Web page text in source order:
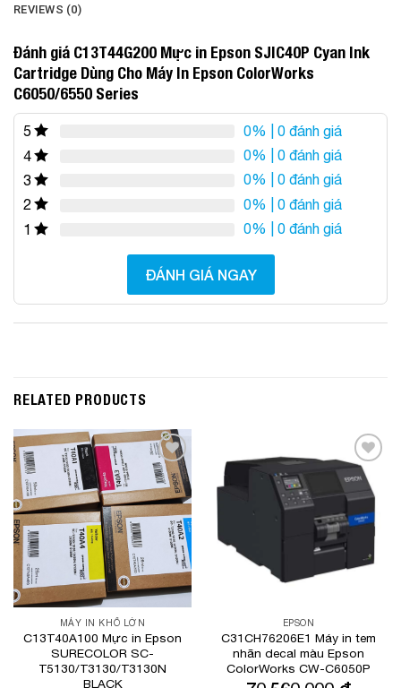
REVIEWS (0)
Đánh giá C13T44G200 Mực in Epson SJIC40P Cyan Ink
Cartridge Dùng Cho Máy In Epson ColorWorks
C6050/6550 Series
5 0% | 0 đánh giá
4
0% | 0 đánh giá
3
0% | 0 đánh giá
2
0% | 0 đánh giá
1
0% | 0 đánh giá
ĐÁNH GIÁ NGAY
RELATED PRODUCTS
Add to
Wishlist
MÁY IN KHỔ LỚN
C13T40A100 Mực in Epson
SURECOLOR SC-
T5130/T3130/T3130N
BLACK
Add to
Wishlist
EPSON
C31CH76206E1 Máy in tem
nhãn decal màu Epson
ColorWorks CW-C6050P